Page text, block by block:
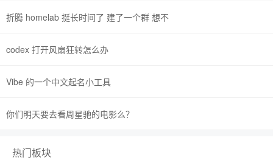
折腾 homelab 挺长时间了 建了一个群 想不
codex 打开风扇狂转怎么办
Vibe 的一个中文起名小工具
你们明天要去看周星驰的电影么？
热门板块